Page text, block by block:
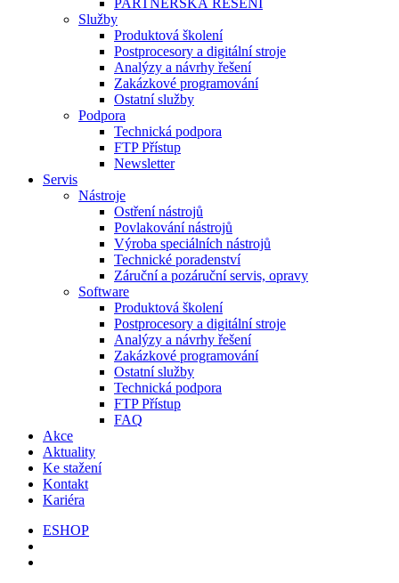
PARTNERSKÁ ŘEŠENÍ
Služby
Produktová školení
Postprocesory a digitální stroje
Analýzy a návrhy řešení
Zakázkové programování
Ostatní služby
Podpora
Technická podpora
FTP Přístup
Newsletter
Servis
Nástroje
Ostření nástrojů
Povlakování nástrojů
Výroba speciálních nástrojů
Technické poradenství
Záruční a pozáruční servis, opravy
Software
Produktová školení
Postprocesory a digitální stroje
Analýzy a návrhy řešení
Zakázkové programování
Ostatní služby
Technická podpora
FTP Přístup
FAQ
Akce
Aktuality
Ke stažení
Kontakt
Kariéra
ESHOP